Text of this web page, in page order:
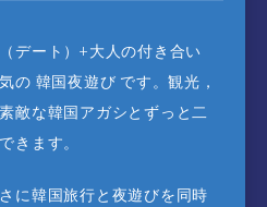
デート）+大人の付き合い
の 韓国夜遊び です。観光，
敵な韓国アガシとずっと二
きます。
に韓国旅行と夜遊びを同時